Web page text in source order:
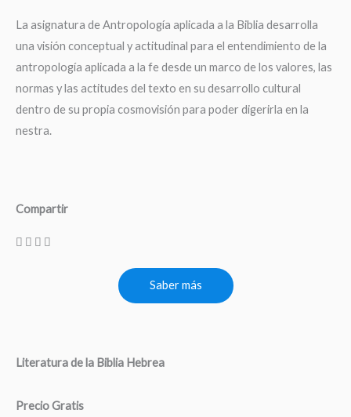
La asignatura de Antropología aplicada a la Biblia desarrolla
una visión conceptual y actitudinal para el entendimiento de la
antropología aplicada a la fe desde un marco de los valores, las
normas y las actitudes del texto en su desarrollo cultural
dentro de su propia cosmovisión para poder digerirla en la
nestra.
Compartir
Saber más
Literatura de la Biblia Hebrea
Precio Gratis